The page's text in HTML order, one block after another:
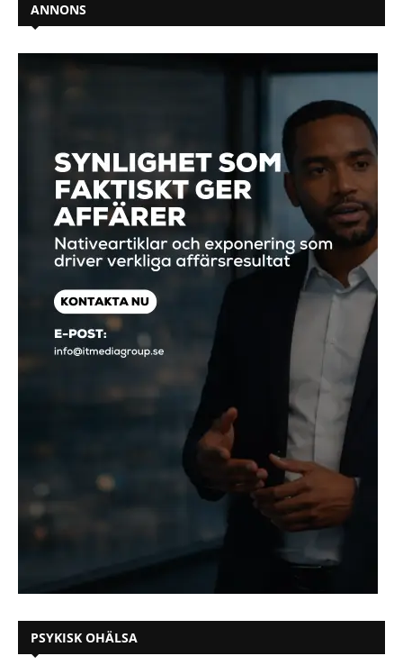
ANNONS
PSYKISK OHÄLSA